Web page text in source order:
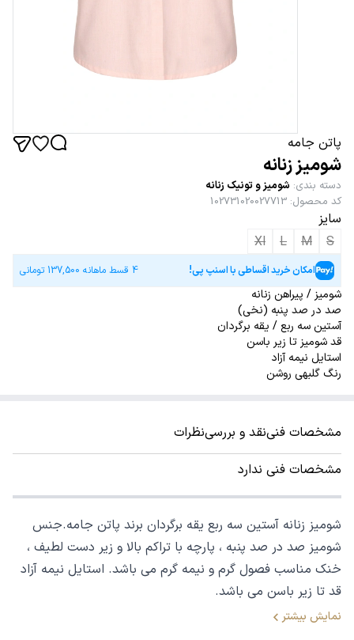
پاتن جامه
شومیز زنانه
دسته بندی: شومیز و تونیک زنانه
کد محصول:
102731020027713
سایز
S
M
L
Xl
امکان خرید اقساطی با اسنپ پی! 4 قسط ماهانه 137,500 تومانی
شومیز / پیراهن زنانه
صد در صد پنبه (نخی)
آستین سه ربع / یقه برگردان
قد شومیز تا زیر باسن
استایل نیمه آزاد
رنگ گلبهی روشن
مشخصات فنینقد و بررسینظرات
مشخصات فنی ندارد
شومیز زنانه آستین سه ربع یقه برگردان برند پاتن جامه.جنس
شومیز صد در صد پنبه ، پارچه با تراکم بالا و زیر دست لطیف ،
خنک مناسب فصول گرم و نیمه گرم می باشد. استایل نیمه آزاد
قد تا زیر باسن می باشد.
نمایش بیشتر